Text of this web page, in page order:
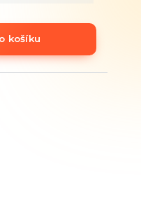
košíku